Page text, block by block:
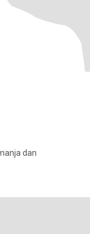
dan